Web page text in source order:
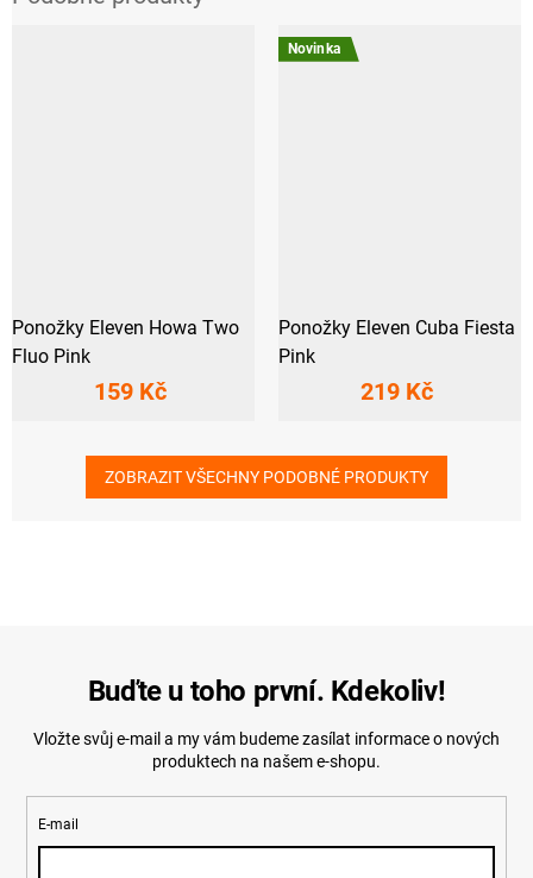
Ponožky Eleven Howa Two
Fluo Pink
159 Kč
Novinka
Ponožky Eleven Cuba Fiesta
Pink
219 Kč
ZOBRAZIT VŠECHNY PODOBNÉ PRODUKTY
Buďte u toho první. Kdekoliv!
Vložte svůj e-mail a my vám budeme zasílat informace o nových
produktech na našem e-shopu.
E-mail